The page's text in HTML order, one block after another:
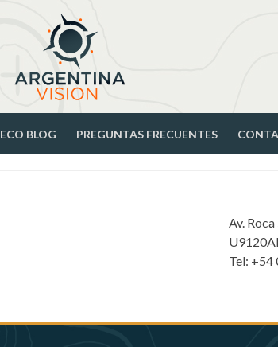
ECO BLOG PREGUNTAS FRECUENTES
Av.
Tel: +54